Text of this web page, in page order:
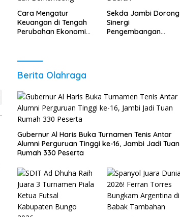
Cara Mengatur
Keuangan di Tengah
Perubahan Ekonomi
Berkembang
Sekda Jambi Dorong
Sinergi
Pengembangan
Berita Olahraga
Gubernur Al Haris Buka Turnamen Tenis Antar
Alumni Perguruan Tinggi ke-16, Jambi Jadi Tuan
Rumah 330 Peserta